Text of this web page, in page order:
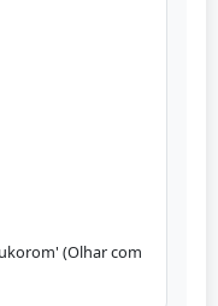
(Olhar com